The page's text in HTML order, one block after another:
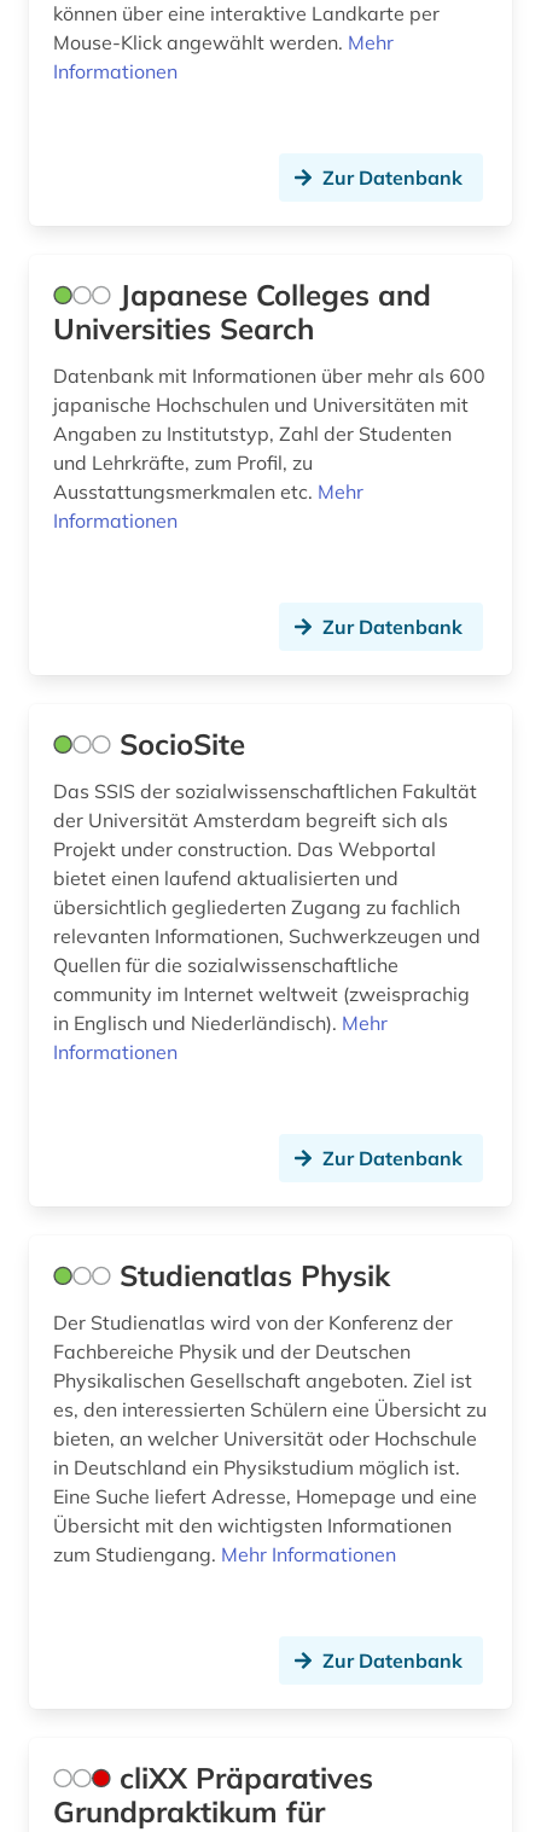
können über eine interaktive Landkarte per
Mouse-Klick angewählt werden. Mehr
Informationen
Zur Datenbank
Japanese Colleges and
Universities Search
Datenbank mit Informationen über mehr als 600
japanische Hochschulen und Universitäten mit
Angaben zu Institutstyp, Zahl der Studenten
und Lehrkräfte, zum Profil, zu
Ausstattungsmerkmalen etc. Mehr
Informationen
Zur Datenbank
SocioSite
Das SSIS der sozialwissenschaftlichen Fakultät
der Universität Amsterdam begreift sich als
Projekt under construction. Das Webportal
bietet einen laufend aktualisierten und
übersichtlich gegliederten Zugang zu fachlich
relevanten Informationen, Suchwerkzeugen und
Quellen für die sozialwissenschaftliche
community im Internet weltweit (zweisprachig
in Englisch und Niederländisch). Mehr
Informationen
Zur Datenbank
Studienatlas Physik
Der Studienatlas wird von der Konferenz der
Fachbereiche Physik und der Deutschen
Physikalischen Gesellschaft angeboten. Ziel ist
es, den interessierten Schülern eine Übersicht zu
bieten, an welcher Universität oder Hochschule
in Deutschland ein Physikstudium möglich ist.
Eine Suche liefert Adresse, Homepage und eine
Übersicht mit den wichtigsten Informationen
zum Studiengang. Mehr Informationen
Zur Datenbank
cliXX Präparatives
Grundpraktikum für